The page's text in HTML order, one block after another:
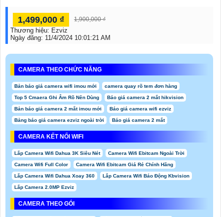
1,499,000 ₫ 1,900,000 ₫
Thương hiệu: Ezviz
Ngày đăng: 11/4/2024 10:01:21 AM
CAMERA THEO CHỨC NĂNG
Bản báo giá camera wifi imou mới camera quay rõ tem đơn hàng
Top 5 Cmaera Ghi Âm Rõ Nên Dùng Báo giá camera 2 mắt hikvision
Bản báo giá camera 2 mắt imou mới Báo giá camera wifi ezviz
Bảng báo giá camera ezviz ngoài trời Báo giá camera 2 mắt
CAMERA KẾT NỐI WIFI
Lắp Camera Wifi Dahua 3K Siêu Nét Camera Wifi Ebitcam Ngoài Trời
Camera Wifi Full Color Camera Wifi Ebitcam Giá Rẻ Chính Hãng
Lắp Camera Wifi Dahua Xoay 360 Lắp Camera Wifi Báo Động Kbvision
Lắp Camera 2.0MP Ezviz
CAMERA THEO GÓI